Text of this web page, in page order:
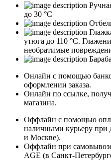
до 30 °C
утюга до 110 °C.
необратимые
Онлайн с помощью
оформлении заказа.
Онлайн по ссылке,
магазина.
Оффлайн с помощью
наличными курьеру при
и Москве).
Оффлайн при
AGE (в Санкт-